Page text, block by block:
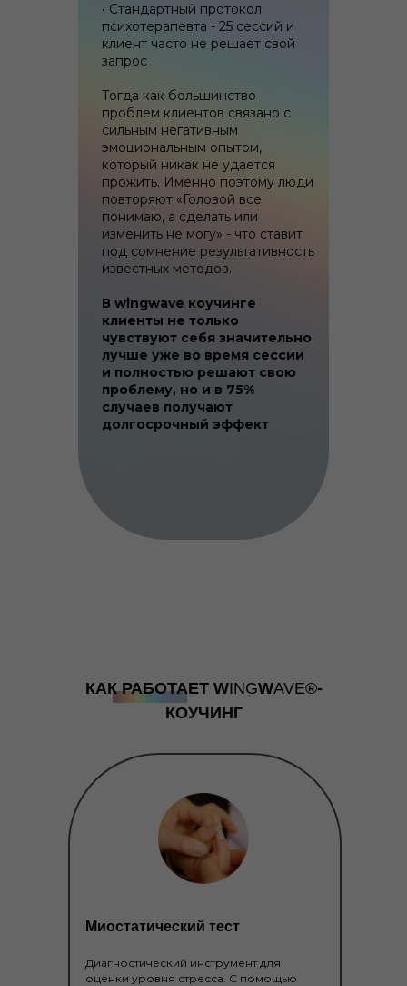
• Стандартный протокол
психотерапевта - 25 сессий и
клиент часто не решает свой
запрос
Тогда как большинство
проблем клиентов связано с
сильным негативным
эмоциональным опытом,
который никак не удается
прожить. Именно поэтому люди
повторяют «Головой все
понимаю, а сделать или
изменить не могу» - что ставит
под сомнение результативность
известных методов.
В wingwave коучинге
клиенты не только
чувствуют себя значительно
лучше уже во время сессии
и полностью решают свою
проблему, но и в 75%
случаев получают
долгосрочный эффект
Диагностический инструмент для
оценки уровня стресса. С помощью
Миостатический тест
КАК РАБОТАЕТ WINGWAVE®-
КОУЧИНГ